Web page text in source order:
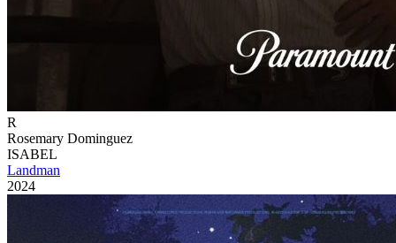
R
Rosemary Dominguez
ISABEL
Landman
2024